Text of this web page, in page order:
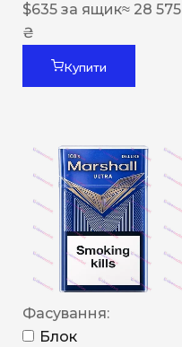
$635 за ящик≈ 28 575
₴
Купити
Фасування:
Блок